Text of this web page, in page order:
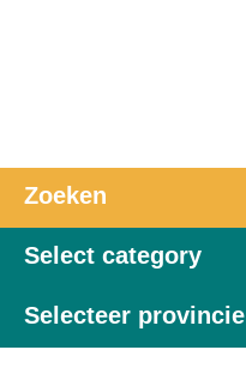
Zoeken
Select category
Selecteer provincie